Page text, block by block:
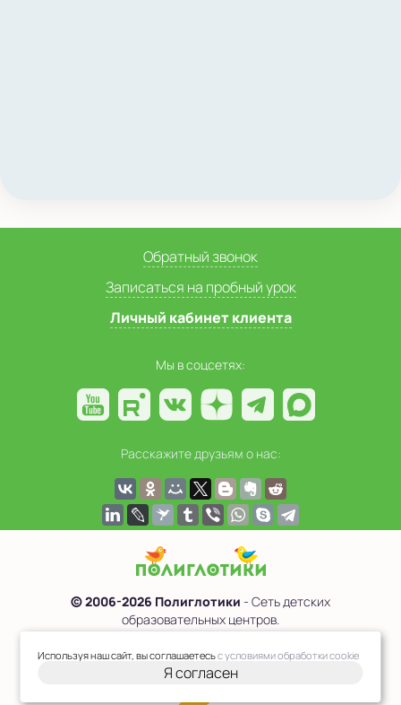
Обратный звонок
Записаться на пробный урок
Личный кабинет клиента
Мы в соцсетях:
Расскажите друзьям о нас:
© 2006-2026 Полиглотики - Сеть детских
образовательных центров.
Политика обработки персональных данных
Используя наш сайт, вы соглашаетесьс условиями обработки cookie
Я согласен